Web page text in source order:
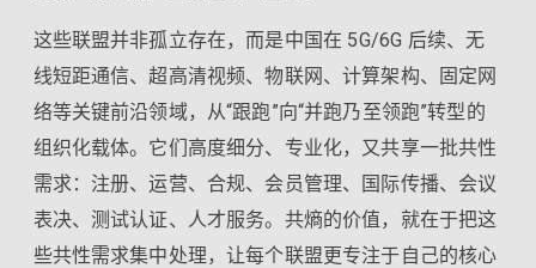
这些联盟并非孤立存在，而是中国在 5G/6G 后续、无
线短距通信、超高清视频、物联网、计算架构、固定网
络等关键前沿领域，从“跟跑”向“并跑乃至领跑”转型的
组织化载体。它们高度细分、专业化，又共享一批共性
需求：注册、运营、合规、会员管理、国际传播、会议
表决、测试认证、人才服务。共熵的价值，就在于把这
些共性需求集中处理，让每个联盟更专注于自己的核心